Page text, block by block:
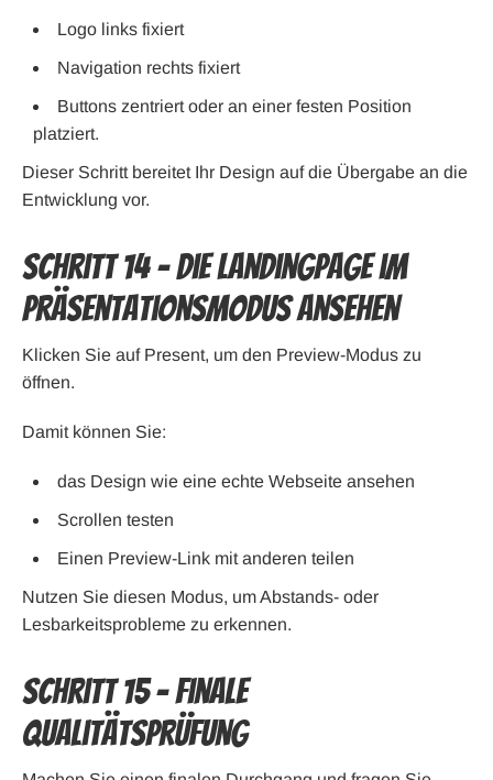
Logo links fixiert
Navigation rechts fixiert
Buttons zentriert oder an einer festen Position
platziert.
Dieser Schritt bereitet Ihr Design auf die Übergabe an die
Entwicklung vor.
Schritt 14 – Die Landingpage im
Präsentationsmodus ansehen
Klicken Sie auf Present, um den Preview-Modus zu
öffnen.
Damit können Sie:
das Design wie eine echte Webseite ansehen
Scrollen testen
Einen Preview-Link mit anderen teilen
Nutzen Sie diesen Modus, um Abstands- oder
Lesbarkeitsprobleme zu erkennen.
Schritt 15 – Finale
Qualitätsprüfung